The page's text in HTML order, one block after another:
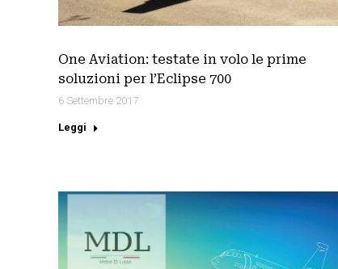
One Aviation: testate in volo le prime
soluzioni per l’Eclipse 700
6 Settembre 2017
Leggi